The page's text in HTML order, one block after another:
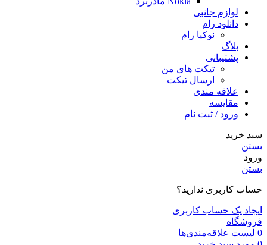
لوازم جانبی
دانلود رام
نوکیا رام
بلاگ
پشتیبانی
تیکت های من
ارسال تیکت
علاقه مندی
مقايسه
ورود / ثبت نام
سبد خرید
بستن
ورود
بستن
حساب کاربری ندارید؟
ایجاد یک حساب کاربری
فروشگاه
0 لیست علاقه‌مندی‌ها